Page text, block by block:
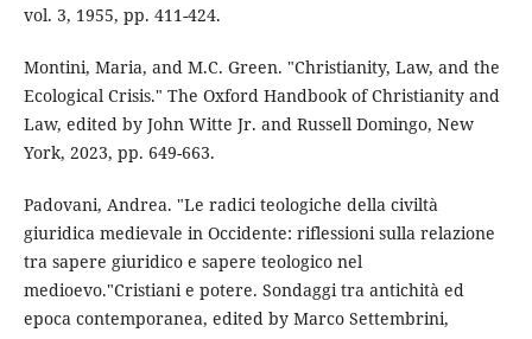
vol. 3, 1955, pp. 411-424.
Montini, Maria, and M.C. Green. "Christianity, Law, and the
Ecological Crisis." The Oxford Handbook of Christianity and
Law, edited by John Witte Jr. and Russell Domingo, New
York, 2023, pp. 649-663.
Padovani, Andrea. "Le radici teologiche della civiltà
giuridica medievale in Occidente: riflessioni sulla relazione
tra sapere giuridico e sapere teologico nel
medioevo."Cristiani e potere. Sondaggi tra antichità ed
epoca contemporanea, edited by Marco Settembrini,